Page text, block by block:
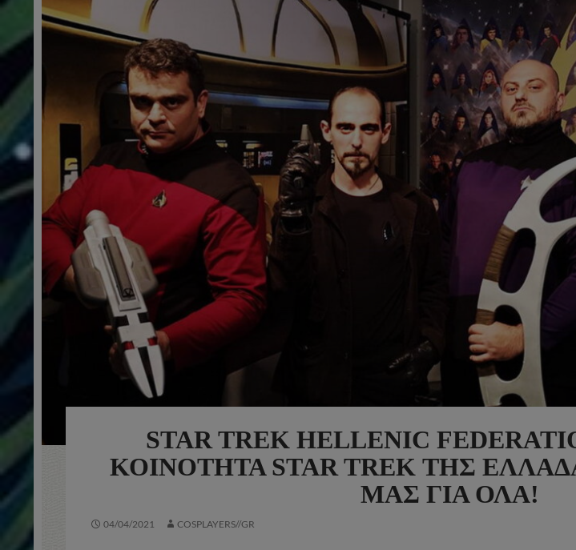
STAR TREK HELLENIC
ΚΟΙΝΌΤΗΤΑ STAR TREK ΤΗΣ
ΜΑΣ ΓΙΑ ΌΛΑ!
04/04/2021 COSPLAYERS//GR